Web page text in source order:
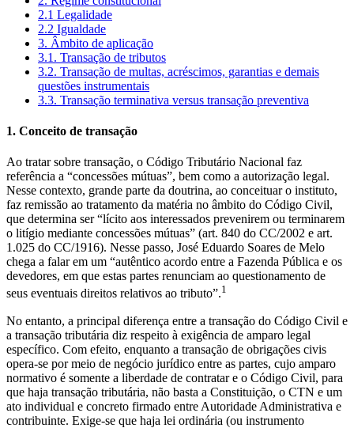
2.1 Legalidade
2.2 Igualdade
3. Âmbito de aplicação
3.1. Transação de tributos
3.2. Transação de multas, acréscimos, garantias e demais
questões instrumentais
3.3. Transação terminativa versus transação preventiva
1. Conceito de transação
Ao tratar sobre transação, o Código Tributário Nacional faz
referência a “concessões mútuas”, bem como a autorização legal.
Nesse contexto, grande parte da doutrina, ao conceituar o instituto,
faz remissão ao tratamento da matéria no âmbito do Código Civil,
que determina ser “lícito aos interessados prevenirem ou terminarem
o litígio mediante concessões mútuas” (art. 840 do CC/2002 e art.
1.025 do CC/1916). Nesse passo, José Eduardo Soares de Melo
chega a falar em um “autêntico acordo entre a Fazenda Pública e os
devedores, em que estas partes renunciam ao questionamento de
seus eventuais direitos relativos ao tributo”.1
No entanto, a principal diferença entre a transação do Código Civil e
a transação tributária diz respeito à exigência de amparo legal
específico. Com efeito, enquanto a transação de obrigações civis
opera-se por meio de negócio jurídico entre as partes, cujo amparo
normativo é somente a liberdade de contratar e o Código Civil, para
que haja transação tributária, não basta a Constituição, o CTN e um
ato individual e concreto firmado entre Autoridade Administrativa e
contribuinte. Exige-se que haja lei ordinária (ou instrumento